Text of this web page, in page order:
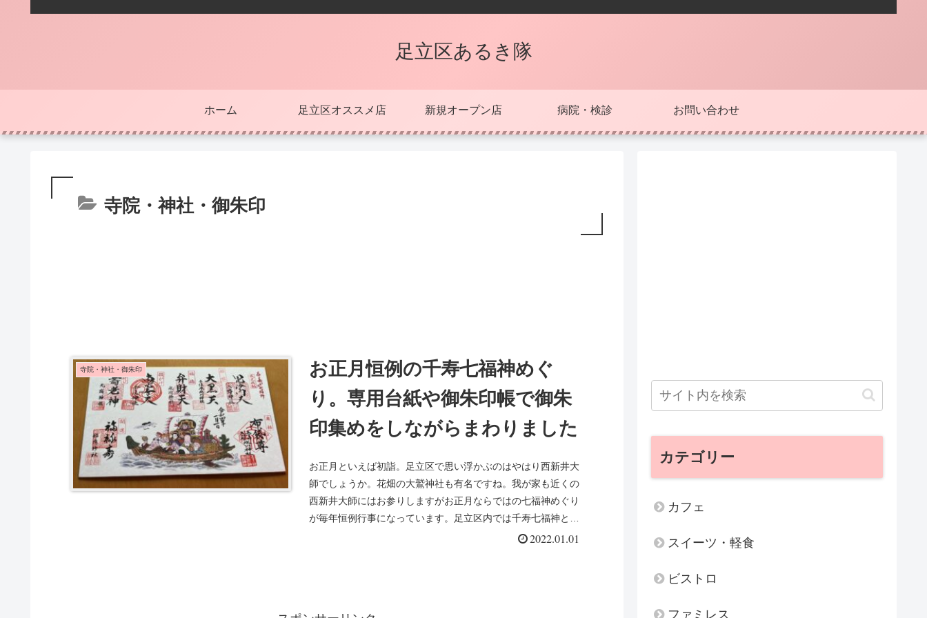
足立区あるき隊
ホーム 足立区オススメ店 新規オープン店 病院・検診 お問い合わせ
寺院・神社・御朱印
寺院・神社・御朱印
お正月恒例の千寿七福神めぐ
り。専用台紙や御朱印帳で御朱
印集めをしながらまわりました
お正月といえば初詣。足立区で思い浮かぶのはやはり西新井大
師でしょうか。花畑の大鷲神社も有名ですね。我が家も近くの
西新井大師にはお参りしますがお正月ならではの七福神めぐり
が毎年恒例行事になっています。足立区内では千寿七福神とい
2022.01.01
カテゴリー
カフェ
スイーツ・軽食
ビストロ
ファミレス